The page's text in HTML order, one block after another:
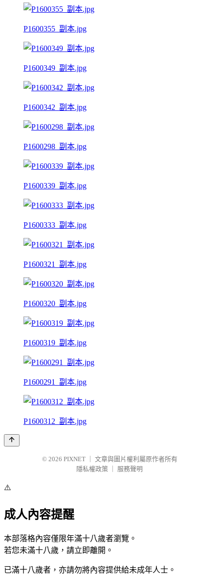
P1600355_副本.jpg
P1600349_副本.jpg
P1600342_副本.jpg
P1600298_副本.jpg
P1600339_副本.jpg
P1600333_副本.jpg
P1600321_副本.jpg
P1600320_副本.jpg
P1600319_副本.jpg
P1600291_副本.jpg
P1600312_副本.jpg
© 2026 PIXNET
文章與圖片權利屬原作者所有
隱私權政策
服務聲明
⚠️
成人內容提醒
本部落格內容僅限年滿十八歲者瀏覽。
若您未滿十八歲，請立即離開。
已滿十八歲者，亦請勿將內容提供給未成年人士。